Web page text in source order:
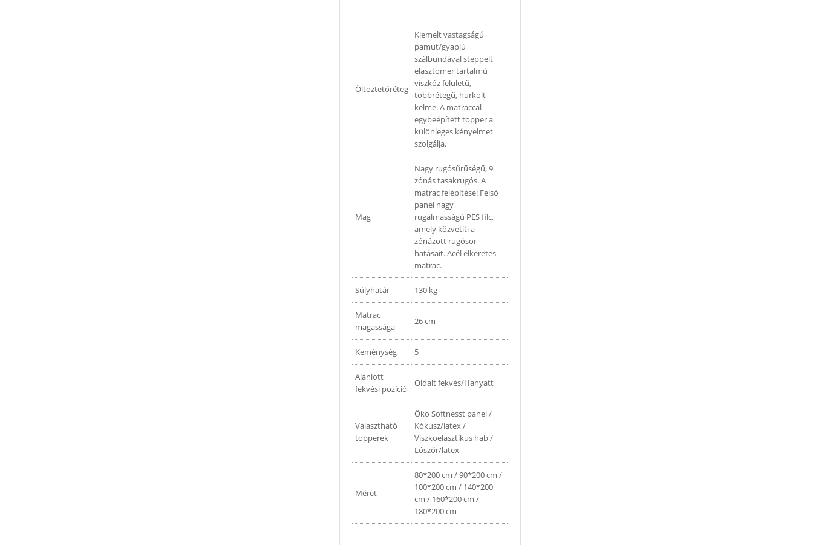
Öltöztetőréteg
Kiemelt vastagságú
pamut/gyapjú
szálbundával steppelt
elasztomer tartalmú
viszkóz felületű,
többrétegű, hurkolt
kelme. A matraccal
egybeépített topper a
különleges kényelmet
szolgálja.
Mag
Nagy rugósűrűségű, 9
zónás tasakrugós. A
matrac felépítése: Felső
panel nagy
rugalmasságú PES filc,
amely közvetíti a
zónázott rugósor
hatásait. Acél élkeretes
matrac.
Súlyhatár 130 kg
Matrac
magassága
26 cm
Keménység 5
Ajánlott
fekvési pozíció
Oldalt fekvés/Hanyatt
Választható
topperek
Öko Softnesst panel /
Kókusz/latex /
Viszkoelasztikus hab /
Lószőr/latex
Méret
80*200 cm / 90*200 cm /
100*200 cm / 140*200
cm / 160*200 cm /
180*200 cm